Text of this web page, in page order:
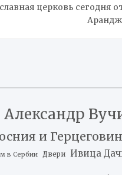
церковь сегодня
Александр
и
в Сербии Двери Ивица